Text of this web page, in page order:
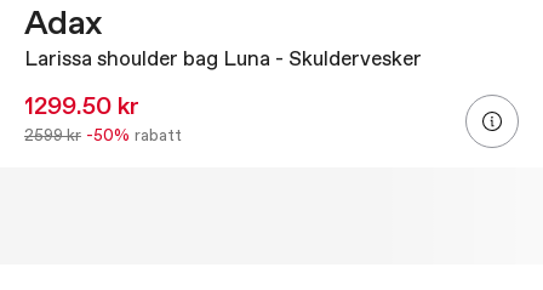
Adax
Larissa shoulder bag Luna - Skuldervesker
1299.50 kr
2599 kr -50% rabatt